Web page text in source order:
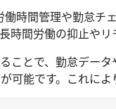
時間管理や勤怠チ
時間労働の抑止やリ
ことで、勤怠デー
可能です。これに